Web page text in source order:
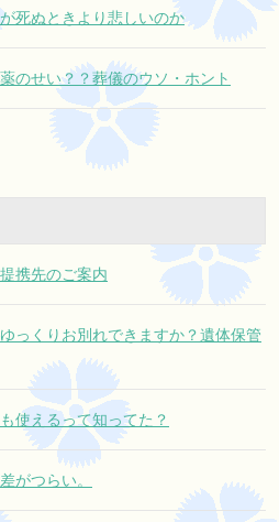
死ぬときより悲しいのか
のせい？？葬儀のウソ・ホント
携先のご案内
っくりお別れできますか？遺体保管
使えるって知ってた？
がつらい。